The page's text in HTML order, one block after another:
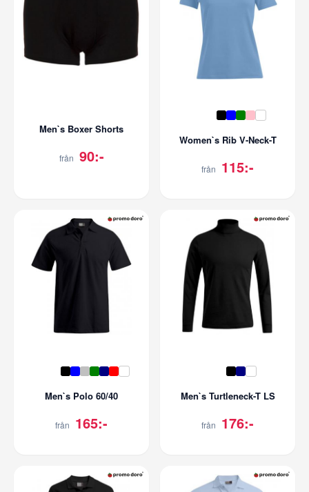
Men`s Boxer Shorts
från 90:-
Women`s Rib V-Neck-T
från 115:-
Men`s Polo 60/40
från 165:-
Men`s Turtleneck-T LS
från 176:-